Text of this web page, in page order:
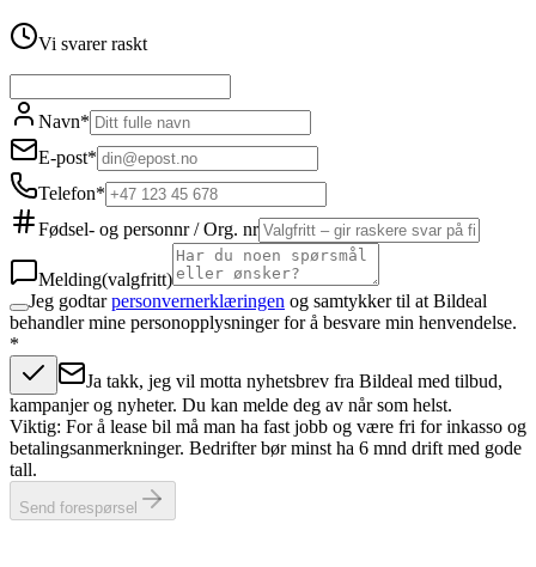
Vi svarer raskt
Navn*
E-post*
Telefon*
Fødsel- og personnr / Org. nr
Melding(valgfritt)
Jeg godtar personvernerklæringen og samtykker til at Bildeal
behandler mine personopplysninger for å besvare min henvendelse.
*
Ja takk, jeg vil motta nyhetsbrev fra Bildeal med tilbud,
kampanjer og nyheter. Du kan melde deg av når som helst.
Viktig: For å lease bil må man ha fast jobb og være fri for inkasso og
betalingsanmerkninger. Bedrifter bør minst ha 6 mnd drift med gode
tall.
Send forespørsel